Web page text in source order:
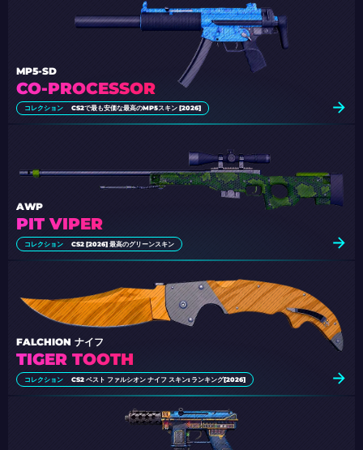
CO-PROCESSOR
MP5-SD
コレクション CS2で最も安価な最高のMP5スキン [2026]
PIT VIPER
AWP
コレクション CS2 [2026] 最高のグリーンスキン
TIGER TOOTH
FALCHION ナイフ
コレクション CS2 ベスト ファルシオン ナイフ スキン: ランキング[2026]